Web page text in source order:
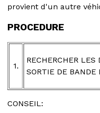
provient d'un autre
PROCEDURE
1.
RECHERCHER
SORTIE DE BANDE
CONSEIL: